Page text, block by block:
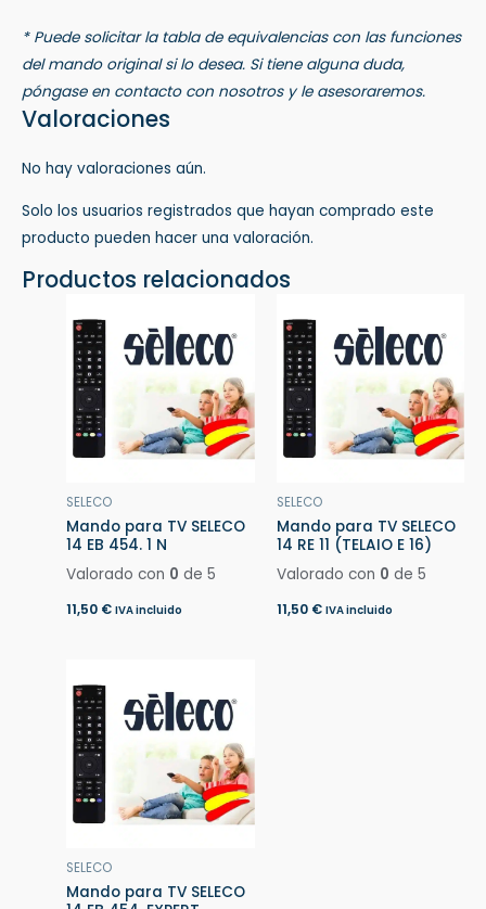
* Puede solicitar la tabla de equivalencias con las funciones
del mando original si lo desea. Si tiene alguna duda,
póngase en contacto con nosotros y le asesoraremos.
Valoraciones
No hay valoraciones aún.
Solo los usuarios registrados que hayan comprado este
producto pueden hacer una valoración.
Productos relacionados
SELECO
Mando para TV SELECO
14 EB 454. 1 N
Valorado con 0 de 5
11,50 € IVA incluido
SELECO
Mando para TV SELECO
14 RE 11 (TELAIO E 16)
Valorado con 0 de 5
11,50 € IVA incluido
SELECO
Mando para TV SELECO